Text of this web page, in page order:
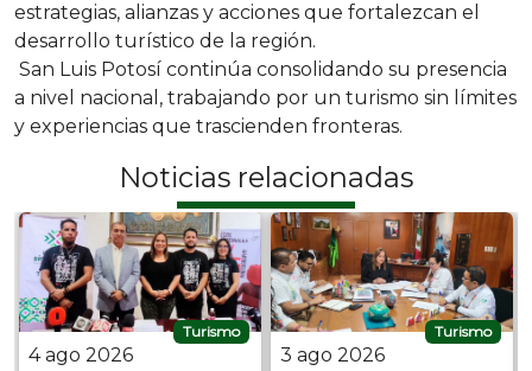
estrategias, alianzas y acciones que fortalezcan el
desarrollo turístico de la región.
San Luis Potosí continúa consolidando su presencia
a nivel nacional, trabajando por un turismo sin límites
y experiencias que trascienden fronteras.
Noticias relacionadas
Turismo
4 ago 2026
Turismo
3 ago 2026